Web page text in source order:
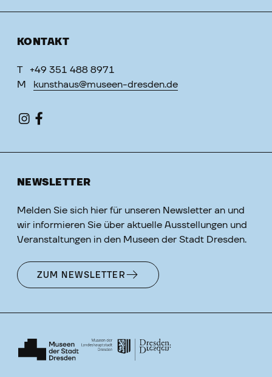
KONTAKT
T
+49 351 488 8971
M
kunsthaus@museen-dresden.de
NEWSLETTER
Melden Sie sich hier für unseren Newsletter an und
wir informieren Sie über aktuelle Ausstellungen und
Veranstaltungen in den Museen der Stadt Dresden.
ZUM NEWSLETTER